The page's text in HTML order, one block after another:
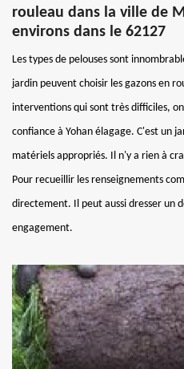
rouleau dans la ville de
environs dans le 62127
Les types de pelouses sont
jardin peuvent choisir les gazons en
interventions qui sont très difficiles,
confiance à Yohan élagage. C'est un
matériels appropriés. Il n'y a rien à
Pour recueillir les renseignements
directement. Il peut aussi dresser un
engagement.